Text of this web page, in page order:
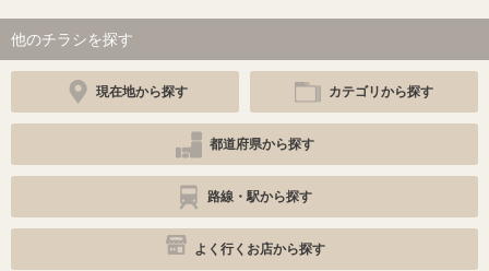
他のチラシを探す
現在地から探す カテゴリから探す
都道府県から探す
路線・駅から探す
よく行くお店から探す